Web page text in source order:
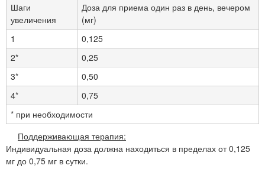
Шаги
увеличения
Доза для приема один раз в день, вечером
(мг)
1
0,125
2*
0,25
3*
0,50
4*
0,75
* при необходимости
Поддерживающая терапия:
Индивидуальная доза должна находиться в пределах от 0,125
мг до 0,75 мг в сутки.